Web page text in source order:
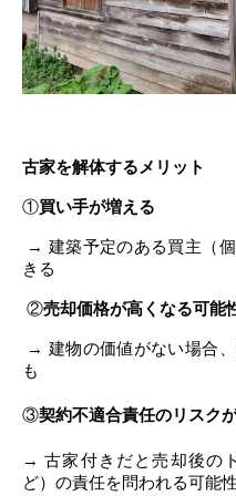
古家を解体するメリット
①買い手が増える
→ 建築予定のある買主（
きる
②売却価格が高くなる可能
→ 建物の価値がない場合
も
③契約不適合責任のリスク
→ 古家付きだと売却後の
ど）の責任を問われる可能